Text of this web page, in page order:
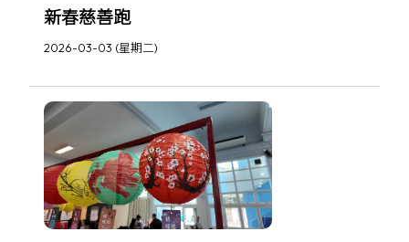
新春慈善跑
2026-03-03 (星期二)